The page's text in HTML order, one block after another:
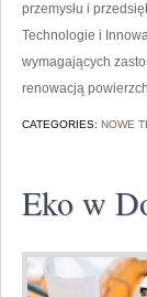
przemysłu i
Technologie i
wymagających
renowacją
CATEGORIES: NOWE
Eko w